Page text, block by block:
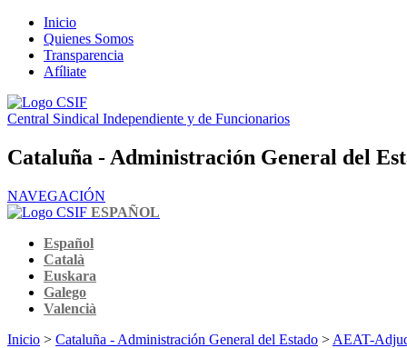
Inicio
Quienes Somos
Transparencia
Afíliate
Central Sindical Independiente y de Funcionarios
Cataluña - Administración General del
NAVEGACIÓN
ESPAÑOL
Español
Català
Euskara
Galego
Valencià
Inicio > Cataluña - Administración General del Estado > AEAT-